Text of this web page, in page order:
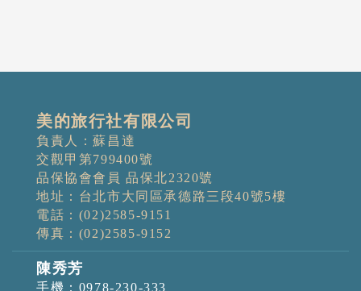
美的旅行社有限公司
負責人：蘇昌達
交觀甲第799400號
品保協會會員 品保北2320號
地址：台北市大同區承德路三段40號5樓
電話：(02)2585-9151
傳真：(02)2585-9152
陳秀芳
手機：0978-230-333